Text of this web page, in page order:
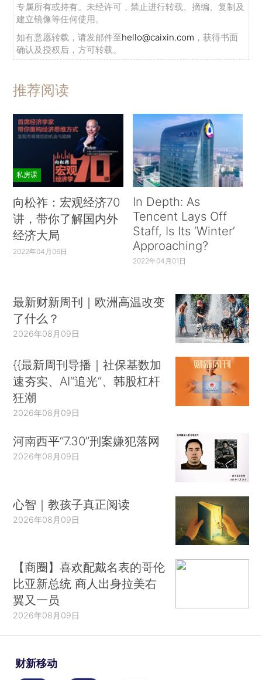
专属所有或持有。未经许可，禁止进行转载、摘编、复制及
建立镜像等任何使用。
如有意愿转载，请发邮件至hello@caixin.com ，获得书面
确认及授权后，方可转载。
推荐阅读
私房课
向松祚：宏观经济70
讲，带你了解国内外
经济大局
2022年04月06日
In Depth: As
Tencent Lays Off
Staff, Is Its ‘Winter’
Approaching?
2022年04月01日
最新财新周刊｜欧洲高温改变
了什么？
2026年08月09日
{{最新周刊导播｜社保基数加
速夯实、AI“追光”、韩股杠杆
狂潮
2026年08月09日
河南西平“7.30”刑案嫌犯落网
2026年08月09日
心智｜教孩子真正阅读
2026年08月09日
【商圈】喜欢配戴名表的哥伦
比亚新总统 商人出身拉美右
翼又一员
2026年08月09日
财新移动